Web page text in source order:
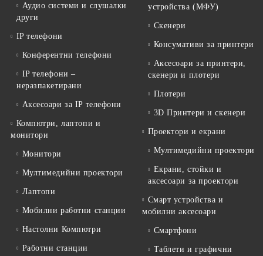
Аудио системи и слушалки
други
IP телефони
Конферентни телефони
IP телефони –
неразпакетирани
Аксесоари за IP телефони
Компютри, лаптопи и
монитори
Монитори
Мултимедийни проектори
Лаптопи
Мобилни работни станции
Настолни Компютри
Работни станции
устройства (МФУ)
Скенери
Консумативи за принтери
Аксесоари за принтери,
скенери и плотери
Плотери
3D Принтери и скенери
Проектори и екрани
Мултимедийни проектори
Екрани, стойки и
аксесоари за проектори
Смарт устройства и
мобилни аксесоари
Смартфони
Таблети и графични